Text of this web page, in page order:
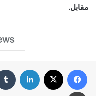
مقابل.
فيسبوك لينكدإن
طباعة